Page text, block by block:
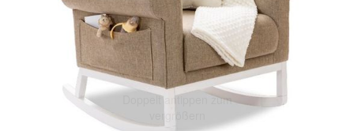
Doppelt antippen zum